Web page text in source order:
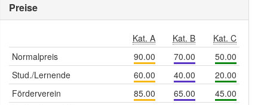
Preise
Kat. A Kat. B
Kat. C
Normalpreis
90.00 70.00
50.00
Stud./Lernende
60.00 40.00
20.00
Förderverein
85.00 65.00
45.00